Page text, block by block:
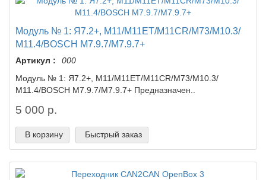
Модуль № 1: Я7.2+, М11/М11ЕТ/М11CR/M73/М10.3/
М11.4/BOSCH M7.9.7/M7.9.7+
Артикул :
000
Модуль № 1: Я7.2+, М11/М11ЕТ/М11CR/M73/М10.3/
М11.4/BOSCH M7.9.7/M7.9.7+ ​Предназначен..
5 000 р.
В корзину Быстрый заказ